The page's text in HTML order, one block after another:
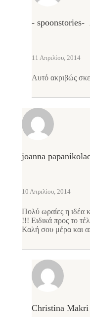
- spoonstories-
11 Απριλίου, 2014
Αυτό ακριβώς
joanna
10 Απριλίου, 2014
Πολύ ωραίες η ιδέα
!!! Ειδικά προς το
Καλή σου μέρα και
Christina Makri